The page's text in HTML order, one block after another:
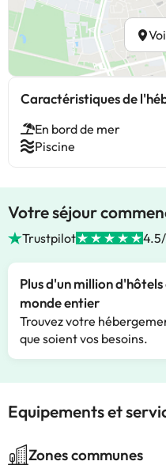
Caractéristiques de
En bord de mer
Piscine
Votre séjour
Trustpilot
Plus d'un million d'hôtels
monde entier
Trouvez votre
que soient vos besoins.
Equipements et
Zones communes